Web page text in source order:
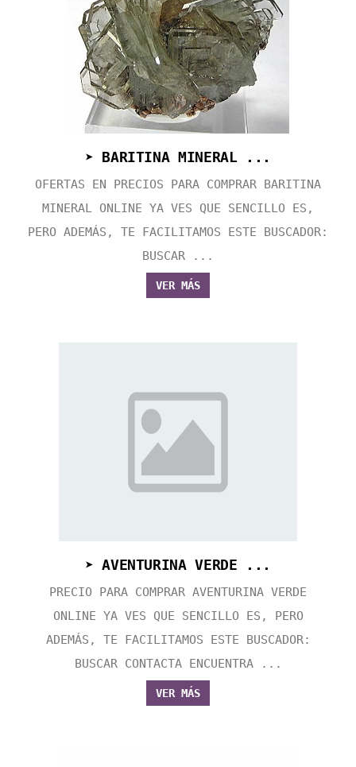
➤ BARITINA MINERAL ...
OFERTAS EN PRECIOS PARA COMPRAR BARITINA
MINERAL ONLINE YA VES QUE SENCILLO ES,
PERO ADEMÁS, TE FACILITAMOS ESTE BUSCADOR:
BUSCAR ...
VER MÁS
➤ AVENTURINA VERDE ...
PRECIO PARA COMPRAR AVENTURINA VERDE
ONLINE YA VES QUE SENCILLO ES, PERO
ADEMÁS, TE FACILITAMOS ESTE BUSCADOR:
BUSCAR CONTACTA ENCUENTRA ...
VER MÁS